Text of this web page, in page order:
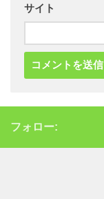
サイト
フォロー: